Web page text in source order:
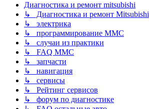
Диагностика и ремонт mitsubishi
↳ Диагностика и ремонт Mitsubishi
↳ электрика
↳ программирование MMC
↳ случаи из практики
↳ FAQ MMC
↳ запчасти
↳ навигация
↳ сервисы
↳ Рейтинг сервисов
↳ форум по диагностике